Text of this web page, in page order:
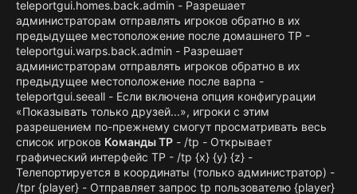
teleportgui.homes.back.admin - Разрешает
администраторам отправлять игроков обратно в их
предыдущее местоположение после домашнего TP -
teleportgui.warps.back.admin - Разрешает
администраторам отправлять игроков обратно в их
предыдущее местоположение после варпа -
teleportgui.seeall - Если включена опция конфигурации
«Показывать только друзей...», игроки с этим
разрешением по-прежнему смогут просматривать весь
список игроков Команды TP - /tp - Открывает
графический интерфейс TP - /tp {x} {y} {z} -
Телепортируется в координаты (только администратор) -
/tpr {player} - Отправляет запрос tp пользователю {player}